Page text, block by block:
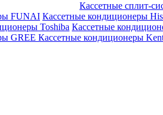
Кассетные сплит-
FUNAI Кассетные кондиционеры
Toshiba Кассетные
GREE Кассетные кондиционеры